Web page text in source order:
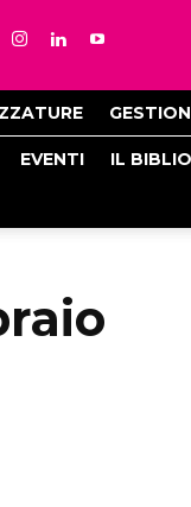
EVENTI IL